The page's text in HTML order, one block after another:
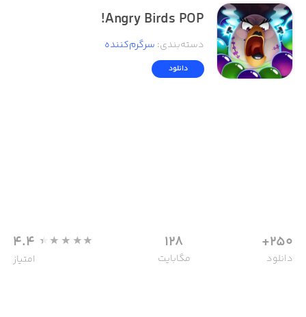
Angry Birds POP!
دسته‌بندی: سرگرم‌کننده
دانلود
250+
دانلود
128
مگابایت
4.4
امتیاز